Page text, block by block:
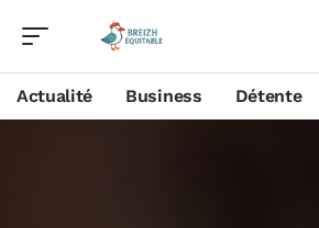
Actualité Business Détente